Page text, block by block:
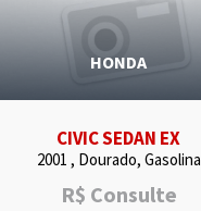
HONDA
CIVIC SEDAN EX
2001 , Dourado, Gasolina
R$ Consulte